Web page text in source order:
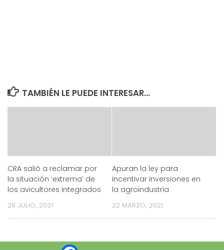
TAMBIÉN LE PUEDE INTERESAR...
CRA salió a reclamar por
la situación ‘extrema’ de
los avicultores integrados
28 JULIO, 2021
Apuran la ley para
incentivar inversiones en
la agroindustria
22 MARZO, 2021